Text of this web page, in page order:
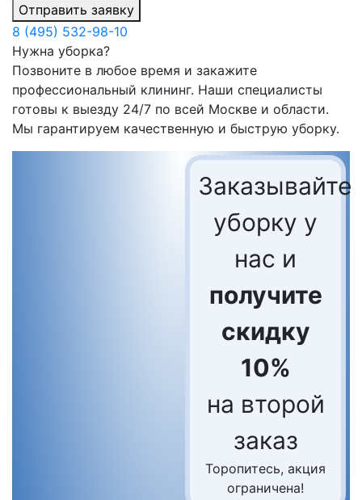
Отправить заявку
8 (495) 532-98-10
Нужна уборка?
Позвоните в любое время и закажите
профессиональный клининг. Наши специалисты
готовы к выезду 24/7 по всей Москве и области.
Мы гарантируем качественную и быструю уборку.
Заказывайте
уборку у
нас и
получите
скидку
10%
на второй
заказ
Торопитесь, акция
ограничена!